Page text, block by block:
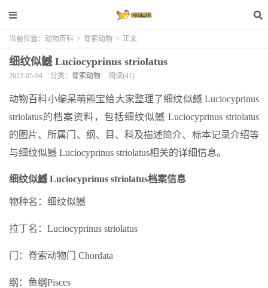
当前位置： 动物百科 > 脊索动物 > 正文
细纹似鱤 Luciocyprinus striolatus
2022-05-04 分类： 脊索动物 阅读(41)
动物百科小编呆萌熊宝给大家整理了细纹似鱤 Luciocyprinus
striolatus的档案资料，包括细纹似鱤 Luciocyprinus striolatus
的图片、所属门、纲、目、科及描述简介、标本记录介绍等
与细纹似鱤 Luciocyprinus striolatus相关的详细信息。
细纹似鱤 Luciocyprinus striolatus档案信息
物种名：细纹似鱤
拉丁名：Luciocyprinus striolatus
门：脊索动物门 Chordata
纲：鱼纲Pisces